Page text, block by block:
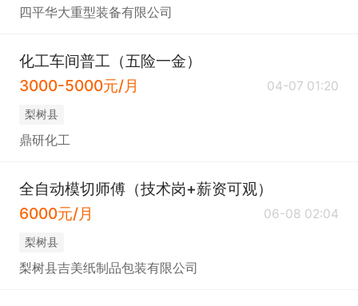
四平华大重型装备有限公司
化工车间普工（五险一金）
3000-5000元/月
04-07 01:20
梨树县
鼎研化工
全自动模切师傅（技术岗+薪资可观）
6000元/月
06-08 02:04
梨树县
梨树县吉美纸制品包装有限公司